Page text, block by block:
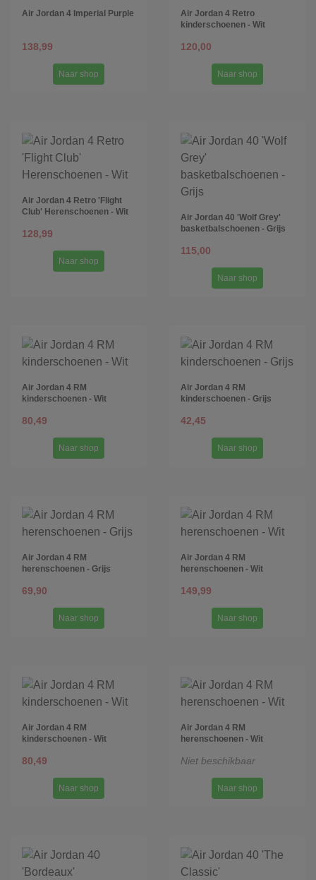
Air Jordan 4 Imperial Purple
138,99
Naar shop
Air Jordan 4 Retro
kinderschoenen - Wit
120,00
Naar shop
Air Jordan 4 Retro 'Flight
Club' Herenschoenen - Wit
128,99
Naar shop
Air Jordan 40 'Wolf Grey'
basketbalschoenen - Grijs
115,00
Naar shop
Air Jordan 4 RM
kinderschoenen - Wit
80,49
Naar shop
Air Jordan 4 RM
kinderschoenen - Grijs
42,45
Naar shop
Air Jordan 4 RM
herenschoenen - Grijs
69,90
Naar shop
Air Jordan 4 RM
herenschoenen - Wit
149,99
Naar shop
Air Jordan 4 RM
kinderschoenen - Wit
80,49
Naar shop
Air Jordan 4 RM
herenschoenen - Wit
Niet beschikbaar
Naar shop